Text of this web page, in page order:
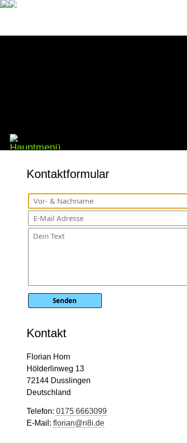
Kontaktformular
Kontakt
Florian Horn
Hölderlinweg 13
72144 Dusslingen
Deutschland
Telefon: 0175 6663099
E-Mail: florian@n8i.de